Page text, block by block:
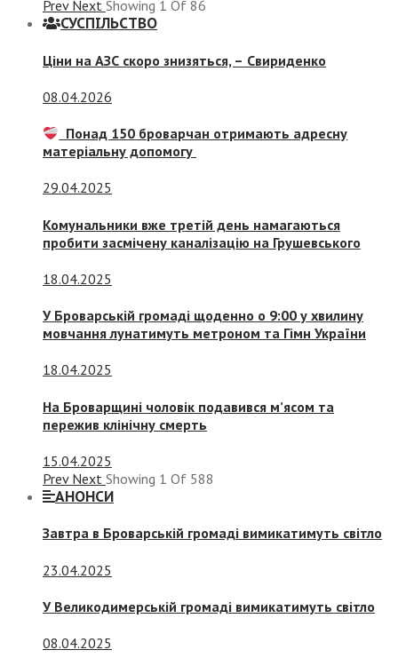
Prev Next Showing 1 Of 86
СУСПIЛЬСТВО
Ціни на АЗС скоро знизяться, – Свириденко
08.04.2026
Понад 150 броварчан отримають адресну
матеріальну допомогу
29.04.2025
Комунальники вже третій день намагаються
пробити засмічену каналізацію на Грушевського
18.04.2025
У Броварській громаді щоденно о 9:00 у хвилину
мовчання лунатимуть метроном та Гімн України
18.04.2025
На Броварщині чоловік подавився м’ясом та
пережив клінічну смерть
15.04.2025
Prev Next Showing 1 Of 588
АНОНСИ
Завтра в Броварській громаді вимикатимуть світло
23.04.2025
У Великодимерській громаді вимикатимуть світло
08.04.2025